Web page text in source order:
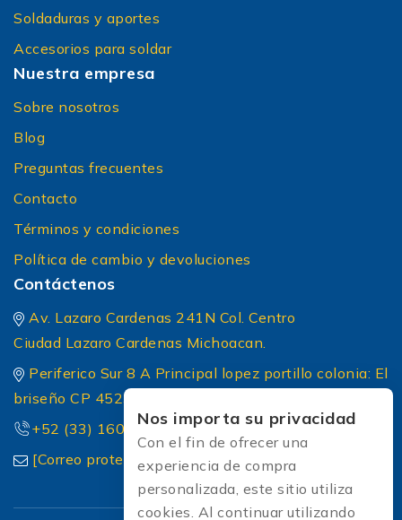
Soldaduras y aportes
Accesorios para soldar
Nuestra empresa
Sobre nosotros
Blog
Preguntas frecuentes
Contacto
Términos y condiciones
Política de cambio y devoluciones
Contáctenos
Av. Lazaro Cardenas 241N Col. Centro
Ciudad Lazaro Cardenas Michoacan.
Periferico Sur 8 A Principal lopez portillo colonia: El
briseño CP 45236 Zapopan Jalisco
+52 (33) 1604 5032
[Correo protected]
Nos importa su privacidad
Con el fin de ofrecer una
experiencia de compra
personalizada, este sitio utiliza
cookies. Al continuar utilizando